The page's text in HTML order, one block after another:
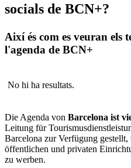
socials de BCN+?
Així és com es veuran els
l'agenda de BCN+
No hi ha resultats.
Die Agenda von Barcelona ist
Leitung für
Barcelona zur Verfügung
öffentlichen und privaten
zu werben.